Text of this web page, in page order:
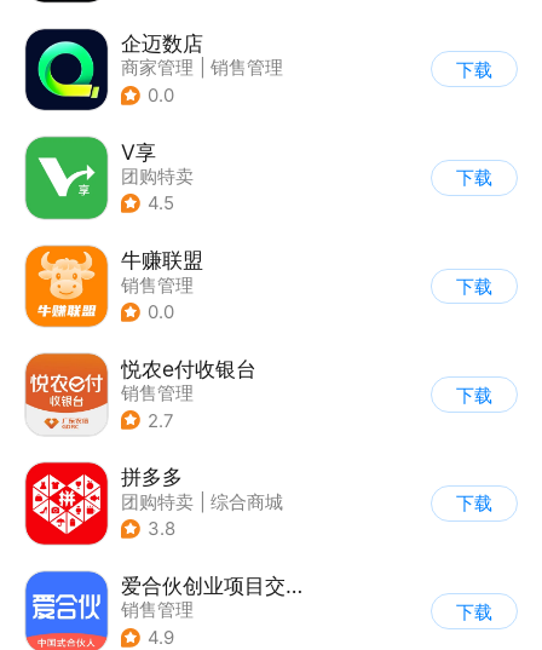
企迈数店
商家管理
销售管理
0.0
下载
V享
团购特卖
4.5
下载
牛赚联盟
销售管理
0.0
下载
悦农e付收银台
销售管理
2.7
下载
拼多多
团购特卖
综合商城
3.8
下载
爱合伙创业项目交流和协作
销售管理
4.9
下载